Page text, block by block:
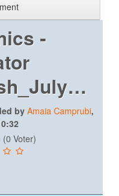
-
booklet_English_July2019_web
byAmaia Camprubi,
(0 Voter)